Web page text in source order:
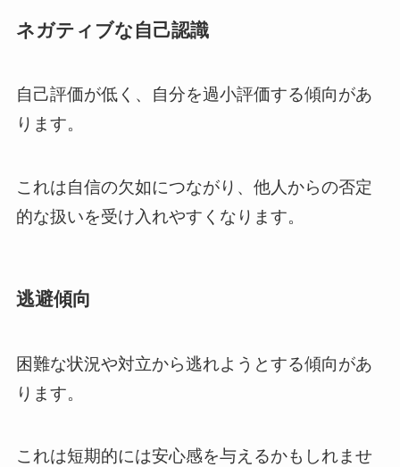
ネガティブな自己認識
自己評価が低く、自分を過小評価する傾向があ
ります。
これは自信の欠如につながり、他人からの否定
的な扱いを受け入れやすくなります。
逃避傾向
困難な状況や対立から逃れようとする傾向があ
ります。
これは短期的には安心感を与えるかもしれませ